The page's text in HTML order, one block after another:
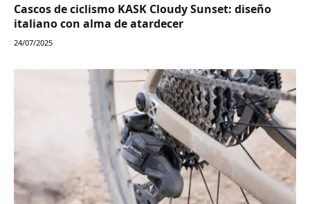
Cascos de ciclismo KASK Cloudy Sunset: diseño
italiano con alma de atardecer
24/07/2025